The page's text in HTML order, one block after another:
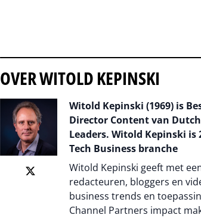
OVER WITOLD KEPINSKI
Witold Kepinski (1969) is
Director Content van
Leaders. Witold Kepinski is
Tech Business branche
Witold Kepinski geeft met
redacteuren, bloggers en
business trends en
Channel Partners impact